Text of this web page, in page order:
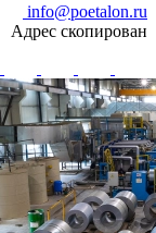
info@poetalon.ru
Адрес скопирован